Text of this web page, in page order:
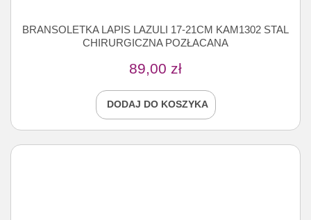
BRANSOLETKA LAPIS LAZULI 17-21CM KAM1302 STAL
CHIRURGICZNA POZŁACANA
89,00 zł
DODAJ DO KOSZYKA